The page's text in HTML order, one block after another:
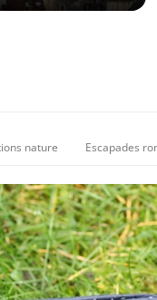
nature Escapades